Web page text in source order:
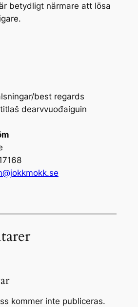
betydligt närmare att lösa
best regards
dearvvuođaiguin
kommer inte publiceras.